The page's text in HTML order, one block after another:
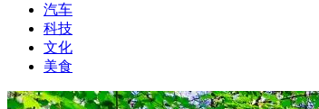
汽车
科技
文化
美食